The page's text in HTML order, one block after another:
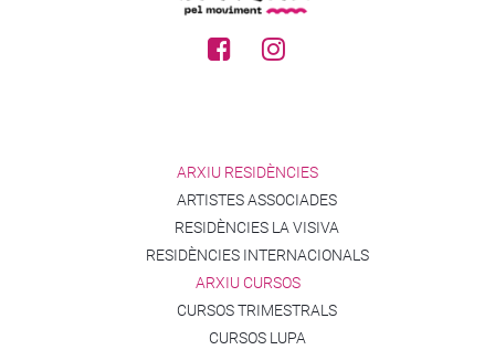
ARXIU RESIDÈNCIES
ARTISTES ASSOCIADES
RESIDÈNCIES LA VISIVA
RESIDÈNCIES INTERNACIONALS
ARXIU CURSOS
CURSOS TRIMESTRALS
CURSOS LUPA